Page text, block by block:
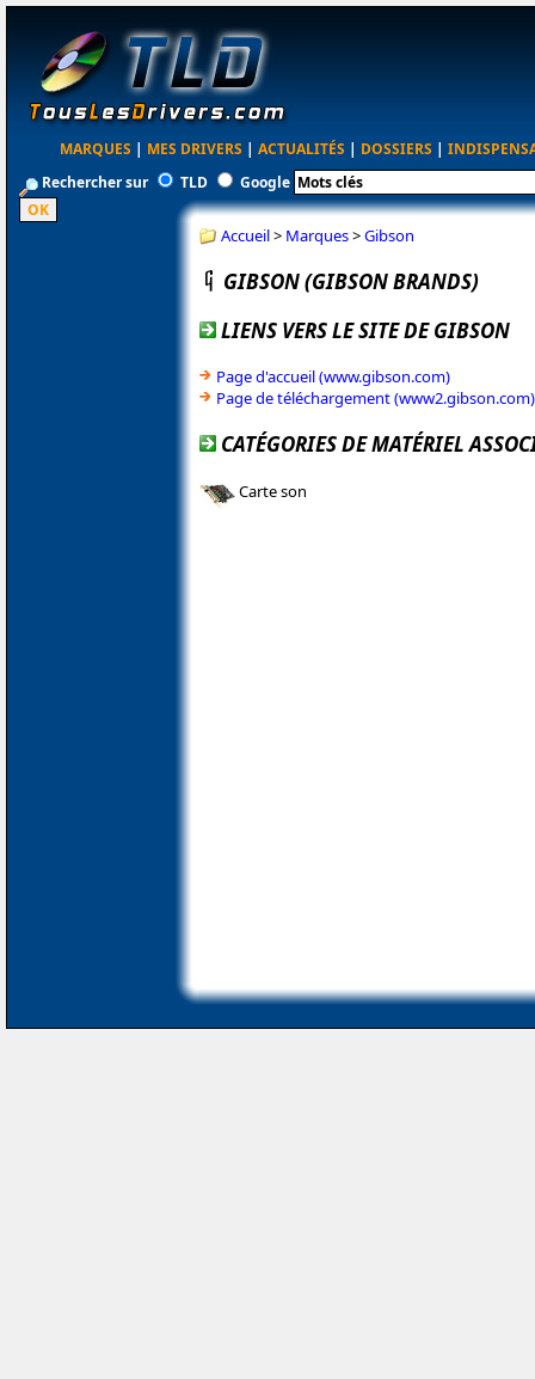
MARQUES | MES DRIVERS | ACTUALITÉS | DOSSIERS |
Rechercher sur
TLD Google
Accueil> Marques>Gibson
GIBSON (GIBSON BRANDS)
LIENS VERS LE SITE DE GIBSON
Page d'accueil (www.gibson.com)
Page de téléchargement (www2.gibson.com)
CATÉGORIES DE MATÉRIEL
Carte son